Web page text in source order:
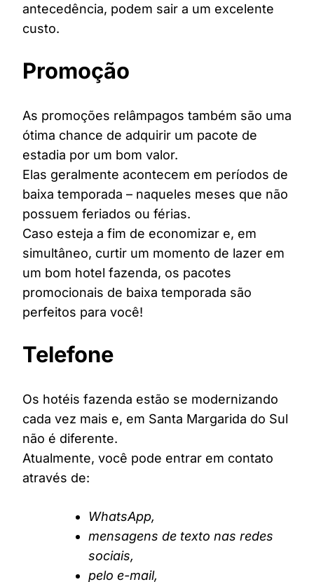
antecedência, podem sair a um excelente
custo.
Promoção
As promoções relâmpagos também são uma
ótima chance de adquirir um pacote de
estadia por um bom valor.
Elas geralmente acontecem em períodos de
baixa temporada – naqueles meses que não
possuem feriados ou férias.
Caso esteja a fim de economizar e, em
simultâneo, curtir um momento de lazer em
um bom hotel fazenda, os pacotes
promocionais de baixa temporada são
perfeitos para você!
Telefone
Os hotéis fazenda estão se modernizando
cada vez mais e, em Santa Margarida do Sul
não é diferente.
Atualmente, você pode entrar em contato
através de:
WhatsApp,
mensagens de texto nas redes
sociais,
pelo e-mail,